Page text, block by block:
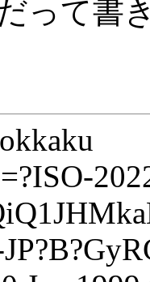
って書